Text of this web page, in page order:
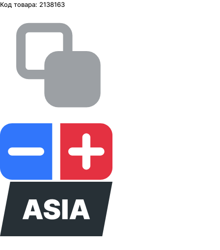
Код товара: 2138163